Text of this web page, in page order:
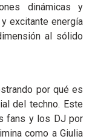
dinámicas y
excitante energía
al sólido
por qué es
del techno. Este
fans y los DJ por
como a Giulia